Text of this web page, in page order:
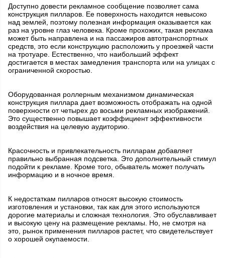
Доступно довести рекламное сообщение позволяет сама
конструкция пилларов. Ее поверхность находится невысоко
над землей, поэтому полезная информация оказывается как
раз на уровне глаз человека. Кроме прохожих, такая реклама
может быть направлена и на пассажиров автотранспортных
средств, это если конструкцию расположить у проезжей части
на тротуаре. Естественно, что наибольший эффект
достигается в местах замедления транспорта или на улицах с
ограниченной скоростью.
Оборудованная роллерным механизмом динамическая
конструкция пиллара дает возможность отображать на одной
поверхности от четырех до восьми рекламных изображений.
Это существенно повышает коэффициент эффективности
воздействия на целевую аудиторию.
Красочность и привлекательность пилларам добавляет
правильно выбранная подсветка. Это дополнительный стимул
подойти к рекламе. Кроме того, обыватель может получать
информацию и в ночное время.
К недостаткам пилларов относят высокую стоимость
изготовления и установки, так как для этого используются
дорогие материалы и сложная технология. Это обуславливает
и высокую цену на размещение рекламы. Но, не смотря на
это, рынок применения пилларов растет, что свидетельствует
о хорошей окупаемости.